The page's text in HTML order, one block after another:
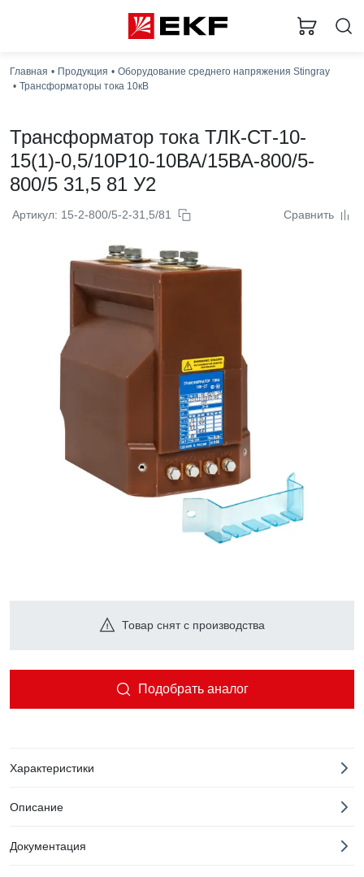
Главная Продукция
Оборудование среднего напряжения Stingray
Трансформаторы тока 10кВ
Трансформатор тока ТЛК-СТ-10-
15(1)-0,5/10Р10-10ВА/15ВА-800/5-
800/5 31,5 81 У2
Артикул: 15-2-800/5-2-31,5/81 Сравнить
Товар снят с производства
Подобрать аналог
Характеристики
Описание
Документация